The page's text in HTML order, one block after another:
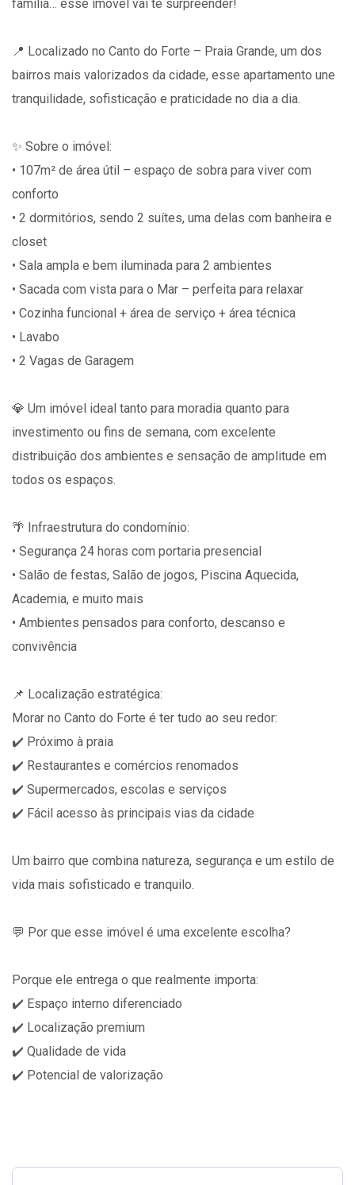
família… esse imóvel vai te surpreender!
📍 Localizado no Canto do Forte – Praia Grande, um dos
bairros mais valorizados da cidade, esse apartamento une
tranquilidade, sofisticação e praticidade no dia a dia.
✨ Sobre o imóvel:
• 107m² de área útil – espaço de sobra para viver com
conforto
• 2 dormitórios, sendo 2 suítes, uma delas com banheira e
closet
• Sala ampla e bem iluminada para 2 ambientes
• Sacada com vista para o Mar – perfeita para relaxar
• Cozinha funcional + área de serviço + área técnica
• Lavabo
• 2 Vagas de Garagem
💎 Um imóvel ideal tanto para moradia quanto para
investimento ou fins de semana, com excelente
distribuição dos ambientes e sensação de amplitude em
todos os espaços.
🌴 Infraestrutura do condomínio:
• Segurança 24 horas com portaria presencial
• Salão de festas, Salão de jogos, Piscina Aquecida,
Academia, e muito mais
• Ambientes pensados para conforto, descanso e
convivência
📌 Localização estratégica:
Morar no Canto do Forte é ter tudo ao seu redor:
✔️ Próximo à praia
✔️ Restaurantes e comércios renomados
✔️ Supermercados, escolas e serviços
✔️ Fácil acesso às principais vias da cidade
Um bairro que combina natureza, segurança e um estilo de
vida mais sofisticado e tranquilo.
💬 Por que esse imóvel é uma excelente escolha?
Porque ele entrega o que realmente importa:
✔️ Espaço interno diferenciado
✔️ Localização premium
✔️ Qualidade de vida
✔️ Potencial de valorização